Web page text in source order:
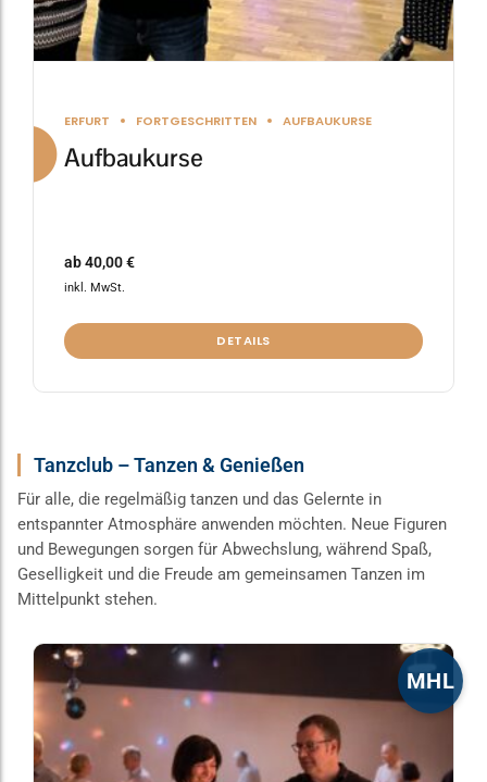
ERFURT FORTGESCHRITTEN AUFBAUKURSE
Aufbaukurse
ab40,00€
inkl. MwSt.
DETAILS
werden
Tanzclub – Tanzen & Genießen
Für alle, die regelmäßig tanzen und das Gelernte in
entspannter Atmosphäre anwenden möchten. Neue Figuren
und Bewegungen sorgen für Abwechslung, während Spaß,
Geselligkeit und die Freude am gemeinsamen Tanzen im
Mittelpunkt stehen.
MHL
Dieses
Produkt
weist
mehrere
Varianten